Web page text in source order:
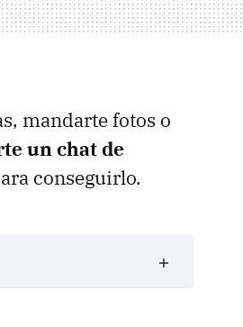
mandarte fotos o
un chat de
conseguirlo.